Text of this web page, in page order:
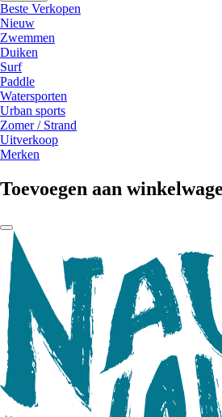
Beste Verkopen
Nieuw
Zwemmen
Duiken
Surf
Paddle
Watersporten
Urban sports
Zomer / Strand
Uitverkoop
Merken
Toevoegen aan